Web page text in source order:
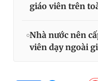
giáo viên trên
Nhà nước nên
viên dạy ngoài